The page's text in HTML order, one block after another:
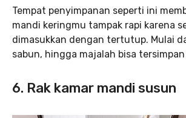
Tempat penyimpanan seperti ini
mandi keringmu tampak rapi karena
dimasukkan dengan tertutup. Mulai
sabun, hingga majalah bisa tersimpan
6. Rak kamar mandi susun